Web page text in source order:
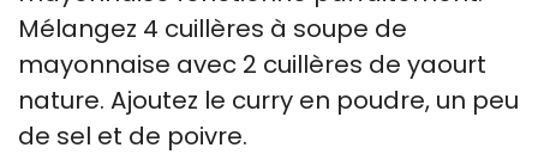
Mélangez 4 cuillères à soupe de
mayonnaise avec 2 cuillères de yaourt
nature. Ajoutez le curry en poudre, un peu
de sel et de poivre.